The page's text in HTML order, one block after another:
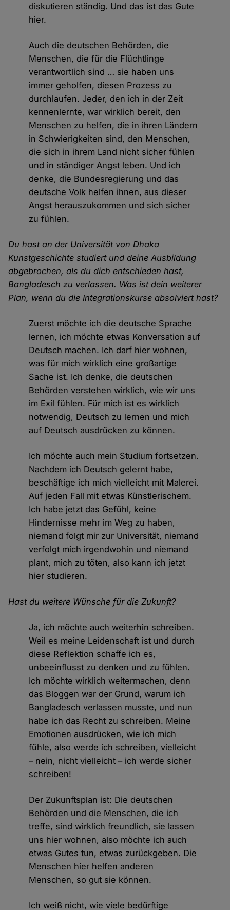
diskutieren ständig. Und das ist das Gute
hier.
Auch die deutschen Behörden, die
Menschen, die für die Flüchtlinge
verantwortlich sind … sie haben uns
immer geholfen, diesen Prozess zu
durchlaufen. Jeder, den ich in der Zeit
kennenlernte, war wirklich bereit, den
Menschen zu helfen, die in ihren Ländern
in Schwierigkeiten sind, den Menschen,
die sich in ihrem Land nicht sicher fühlen
und in ständiger Angst leben. Und ich
denke, die Bundesregierung und das
deutsche Volk helfen ihnen, aus dieser
Angst herauszukommen und sich sicher
zu fühlen.
Du hast an der Universität von Dhaka
Kunstgeschichte studiert und deine Ausbildung
abgebrochen, als du dich entschieden hast,
Bangladesch zu verlassen. Was ist dein weiterer
Plan, wenn du die Integrationskurse absolviert hast?
Zuerst möchte ich die deutsche Sprache
lernen, ich möchte etwas Konversation auf
Deutsch machen. Ich darf hier wohnen,
was für mich wirklich eine großartige
Sache ist. Ich denke, die deutschen
Behörden verstehen wirklich, wie wir uns
im Exil fühlen. Für mich ist es wirklich
notwendig, Deutsch zu lernen und mich
auf Deutsch ausdrücken zu können.
Ich möchte auch mein Studium fortsetzen.
Nachdem ich Deutsch gelernt habe,
beschäftige ich mich vielleicht mit Malerei.
Auf jeden Fall mit etwas Künstlerischem.
Ich habe jetzt das Gefühl, keine
Hindernisse mehr im Weg zu haben,
niemand folgt mir zur Universität, niemand
verfolgt mich irgendwohin und niemand
plant, mich zu töten, also kann ich jetzt
hier studieren.
Hast du weitere Wünsche für die Zukunft?
Ja, ich möchte auch weiterhin schreiben.
Weil es meine Leidenschaft ist und durch
diese Reflektion schaffe ich es,
unbeeinflusst zu denken und zu fühlen.
Ich möchte wirklich weitermachen, denn
das Bloggen war der Grund, warum ich
Bangladesch verlassen musste, und nun
habe ich das Recht zu schreiben. Meine
Emotionen ausdrücken, wie ich mich
fühle, also werde ich schreiben, vielleicht
– nein, nicht vielleicht – ich werde sicher
schreiben!
Der Zukunftsplan ist: Die deutschen
Behörden und die Menschen, die ich
treffe, sind wirklich freundlich, sie lassen
uns hier wohnen, also möchte ich auch
etwas Gutes tun, etwas zurückgeben. Die
Menschen hier helfen anderen
Menschen, so gut sie können.
Ich weiß nicht, wie viele bedürftige